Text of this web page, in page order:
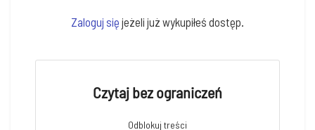
Zalo­guj się jeże­li już wyku­pi­łeś dostęp.
Czytaj bez ograniczeń
Odblo­kuj treści